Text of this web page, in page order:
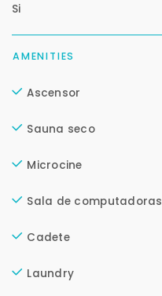
Si
AMENITIES
Ascensor
Sauna seco
Microcine
Sala de computadoras
Cadete
Laundry
+598